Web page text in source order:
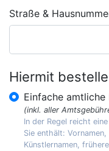
Straße &
Hiermit
Einfache
(inkl. aller
In der Regel reicht
Sie enthält:
Künstlernamen,